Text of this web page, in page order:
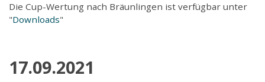
Die Cup-Wertung nach Bräunlingen ist verfügbar unter
"Downloads"
17.09.2021